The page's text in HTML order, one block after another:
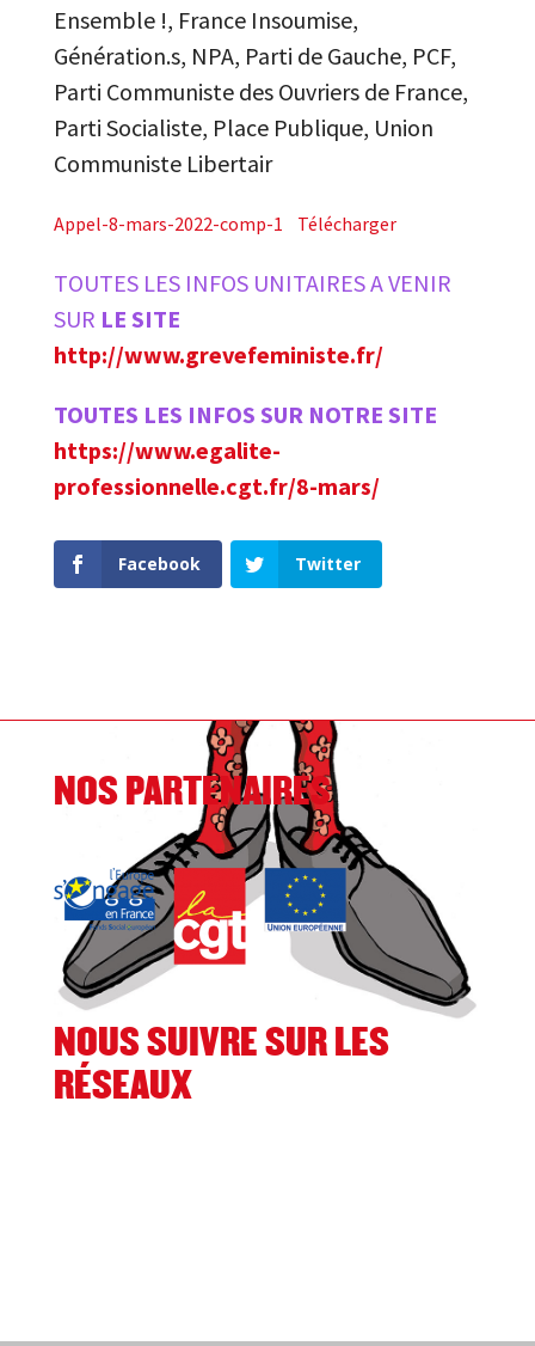
Ensemble !, France Insoumise,
Génération.s, NPA, Parti de Gauche, PCF,
Parti Communiste des Ouvriers de France,
Parti Socialiste, Place Publique, Union
Communiste Libertair
Appel-8-mars-2022-comp-1 Télécharger
TOUTES LES INFOS UNITAIRES A VENIR
SUR LE SITE
http://www.grevefeministe.fr/
TOUTES LES INFOS SUR NOTRE SITE
https://www.egalite-
professionnelle.cgt.fr/8-mars/
Facebook Twitter
NOS PARTENAIRES
NOUS SUIVRE SUR LES
RÉSEAUX